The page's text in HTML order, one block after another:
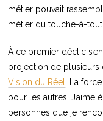
métier pouvait
métier du touche-à-tout.
À ce premier déclic
projection de plusieurs
Vision du Réel. La
pour les autres. J’aime
personnes que je